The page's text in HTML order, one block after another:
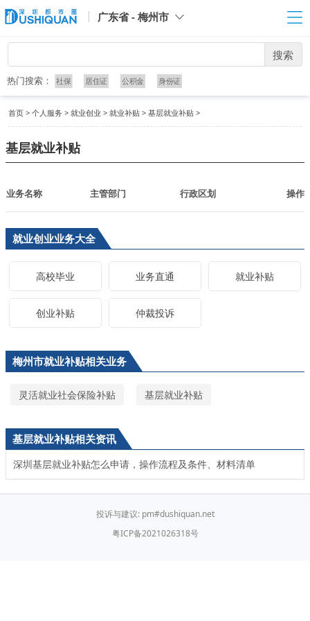
广东省 - 梅州市
搜索
热门搜索： 社保 居住证 公积金 身份证
首页 > 个人服务 > 就业创业 > 就业补贴 > 基层就业补贴 >
基层就业补贴
业务名称 主管部门 行政区划 操作
就业创业业务大全
高校毕业 业务直通 就业补贴
创业补贴 仲裁投诉
梅州市就业补贴相关业务
灵活就业社会保险补贴 基层就业补贴
基层就业补贴相关资讯
深圳基层就业补贴怎么申请，操作流程及条件、材料清单
投诉与建议: pm#dushiquan.net
粤ICP备2021026318号